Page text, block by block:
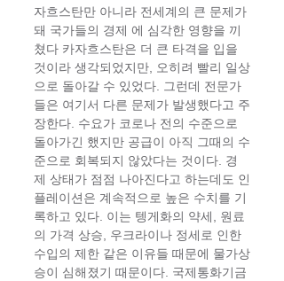
자흐스탄만 아니라 전세계의 큰 문제가
돼 국가들의 경제 에 심각한 영향을 끼
쳤다 카자흐스탄은 더 큰 타격을 입을
것이라 생각되었지만, 오히려 빨리 일상
으로 돌아갈 수 있었다. 그런데 전문가
들은 여기서 다른 문제가 발생했다고 주
장한다. 수요가 코로나 전의 수준으로
돌아가긴 했지만 공급이 아직 그때의 수
준으로 회복되지 않았다는 것이다. 경
제 상태가 점점 나아진다고 하는데도 인
플레이션은 계속적으로 높은 수치를 기
록하고 있다. 이는 텡게화의 약세, 원료
의 가격 상승, 우크라이나 정세로 인한
수입의 제한 같은 이유들 때문에 물가상
승이 심해졌기 때문이다. 국제통화기금